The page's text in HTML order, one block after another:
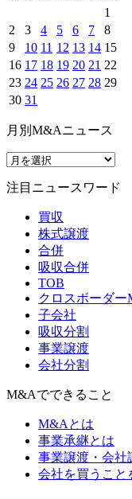
1
2
3 4 5 6 7
8
9
10 11 12 13 14 15
16 17 18 19 20 21 22
23 24 25 26 27 28 29
30 31
月別M&Aニュース
注目ニュースワード
買収
株式譲渡
合併
吸収合併
TOB
クロスボーダー
子会社
吸収分割
事業譲渡
会社分割
M&Aでできること
M&Aとは
事業承継とは
事業譲渡・会社
会社を買うこと